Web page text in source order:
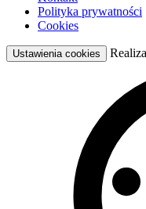
Polityka prywatności
Cookies
Ustawienia cookies